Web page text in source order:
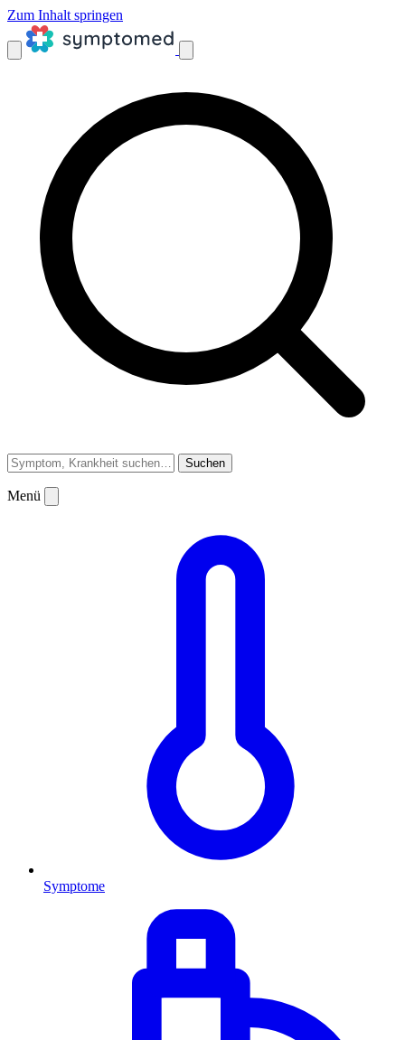
Zum Inhalt springen
Suchen
Menü
Symptome